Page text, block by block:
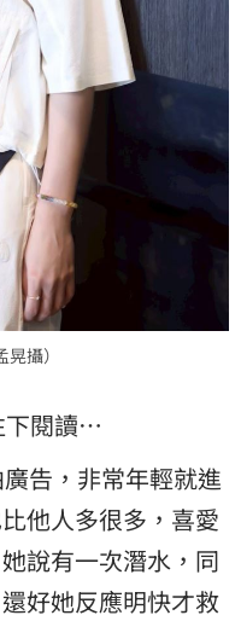
攝）
下閱讀…
告，非常年輕就進
他人多很多，喜愛
說有一次潛水，同
好她反應明快才救